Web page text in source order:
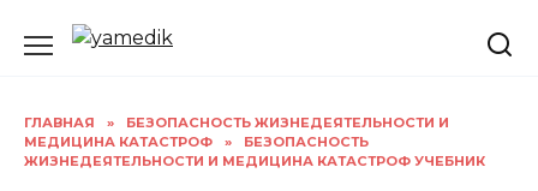
ГЛАВНАЯ »
БЕЗОПАСНОСТЬ ЖИЗНЕДЕЯТЕЛЬНОСТИ И
МЕДИЦИНА КАТАСТРОФ
»
БЕЗОПАСНОСТЬ
ЖИЗНЕДЕЯТЕЛЬНОСТИ И МЕДИЦИНА КАТАСТРОФ УЧЕБНИК